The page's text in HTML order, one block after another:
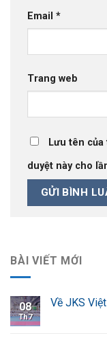
BÀI VIẾT MỚI
08
Th7
Về JKS
Email *
Trang web
Lưu tên
duyệt này cho